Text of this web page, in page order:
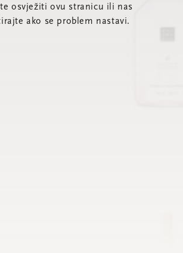
osvježiti ovu stranicu ili nas
ako se problem nastavi.